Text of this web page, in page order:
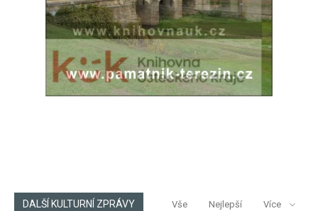
DALŠÍ KULTURNÍ ZPRÁVY Vše Nejlepší Více